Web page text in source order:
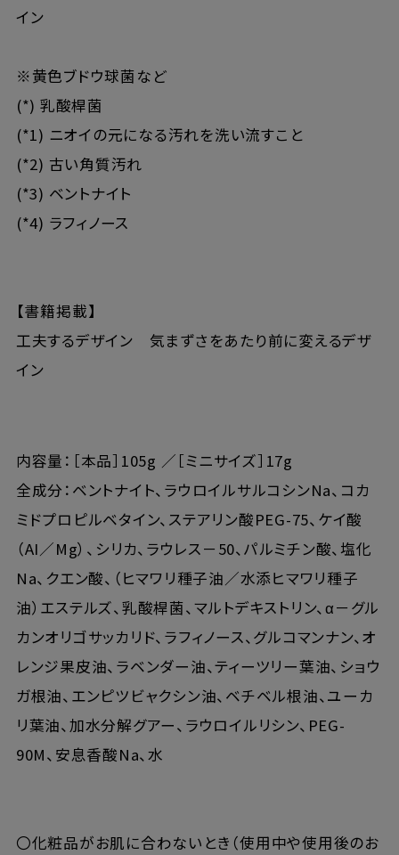
イン
※黄色ブドウ球菌など
(*) 乳酸桿菌
(*1) ニオイの元になる汚れを洗い流すこと
(*2) 古い角質汚れ
(*3) ベントナイト
(*4) ラフィノース
【書籍掲載】
工夫するデザイン 気まずさをあたり前に変えるデザ
イン
内容量：［本品］105g ／［ミニサイズ］17g
全成分：ベントナイト、ラウロイルサルコシンNa、コカ
ミドプロピルベタイン、ステアリン酸PEG-75、ケイ酸
（AI／Mg）、シリカ、ラウレス－50、パルミチン酸、塩化
Na、クエン酸、（ヒマワリ種子油／水添ヒマワリ種子
油）エステルズ、乳酸桿菌、マルトデキストリン、α－グル
カンオリゴサッカリド、ラフィノース、グルコマンナン、オ
レンジ果皮油、ラベンダー油、ティーツリー葉油、ショウ
ガ根油、エンピツビャクシン油、ベチベル根油、ユーカ
リ葉油、加水分解グアー、ラウロイルリシン、PEG-
90M、安息香酸Na、水
〇化粧品がお肌に合わないとき（使用中や使用後のお